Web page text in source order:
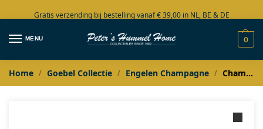
Gratis verzending bij bestelling vanaf € 39,00 in NL, BE & DE
Grote collectie in voorraad
MENU 0
Home / Goebel Collectie / Engelen Champagne / Champagne engel met gouden ster